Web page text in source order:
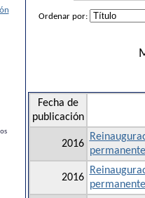
Ordenar por:
Fecha de
publicación
2016
2016